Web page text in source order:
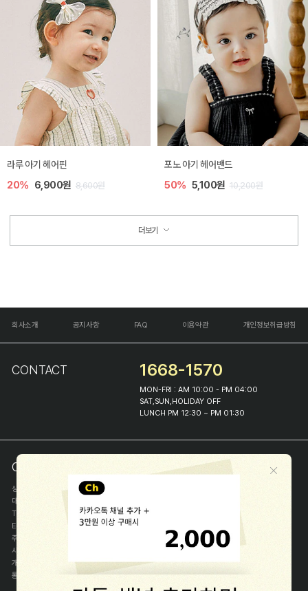
라루 아기 헤어핀
20% 6,900원 8,600원
포노 아기 헤어밴드
50% 5,100원 10,200원
더보기
회사소개 공지사항 FAQ 이용약관 개인정보취급방침
CONTACT 1668-1570
MON-FRI : AM 10:00 - PM 04:00
SAT,SUN,HOLIDAY OFF
LUNCH PM 12:30 ~ PM 01:30
COMPANY INFO
상호
(주)해피프린스
대표
TEL
1668-1570
E-MAIL
help@happyprince.co.kr
주소
사업자등록번호
개인정보관리자
이화진
통신판매신고번호
제 2018-서울종로-1384 호[사업자정보확인]